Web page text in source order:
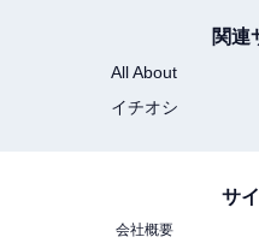
関連
All About
イチオシ
サ
会社概要